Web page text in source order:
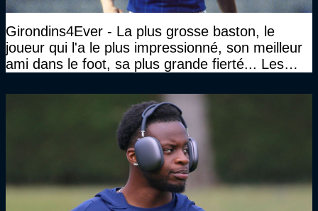
Girondins4Ever - La plus grosse baston, le
joueur qui l'a le plus impressionné, son meilleur
ami dans le foot, sa plus grande fierté... Les